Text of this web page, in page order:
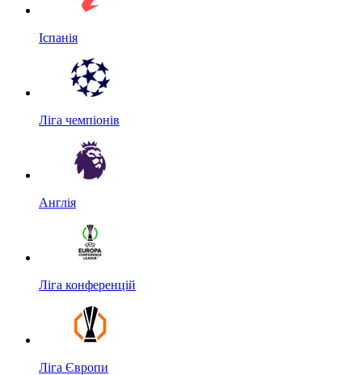
Іспанія
Ліга чемпіонів
Англія
Ліга конференцій
Ліга Європи